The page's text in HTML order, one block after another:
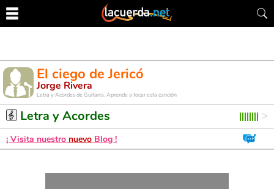
El ciego de Jericó
Jorge Rivera
Letra y Acordes de Guitarra. Aprende a tocar esta canción
Letra y Acordes
¡ Visita nuestro nuevo Blog !